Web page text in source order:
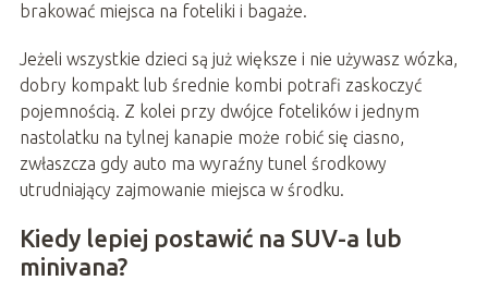
brakować miejsca na foteliki i bagaże.
Jeżeli wszystkie dzieci są już większe i nie używasz wózka,
dobry kompakt lub średnie kombi potrafi zaskoczyć
pojemnością. Z kolei przy dwójce fotelików i jednym
nastolatku na tylnej kanapie może robić się ciasno,
zwłaszcza gdy auto ma wyraźny tunel środkowy
utrudniający zajmowanie miejsca w środku.
Kiedy lepiej postawić na SUV-a lub
minivana?